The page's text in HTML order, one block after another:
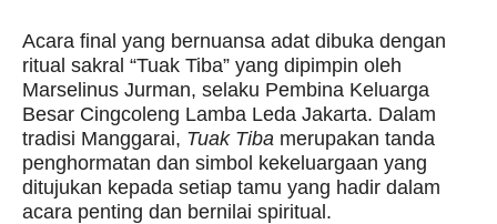
Acara final yang bernuansa adat dibuka dengan
ritual sakral “Tuak Tiba” yang dipimpin oleh
Marselinus Jurman, selaku Pembina Keluarga
Besar Cingcoleng Lamba Leda Jakarta. Dalam
tradisi Manggarai, Tuak Tiba merupakan tanda
penghormatan dan simbol kekeluargaan yang
ditujukan kepada setiap tamu yang hadir dalam
acara penting dan bernilai spiritual.